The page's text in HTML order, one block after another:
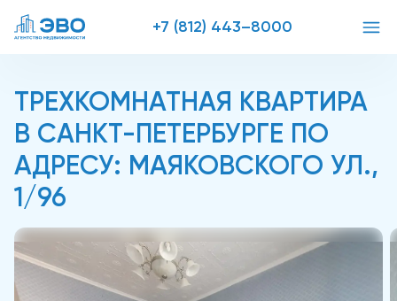
+7 (812) 443–8000
ТРЕХКОМНАТНАЯ КВАРТИРА
В САНКТ-ПЕТЕРБУРГЕ ПО
АДРЕСУ: МАЯКОВСКОГО УЛ.,
1/96